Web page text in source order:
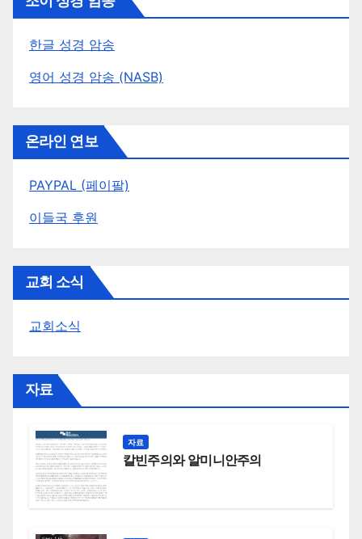
한글 성경 암송
영어 성경 암송 (NASB)
온라인 연보
PAYPAL (페이팔)
이들국 후원
교회 소식
교회소식
자료
자료
칼빈주의와 알미니안주의